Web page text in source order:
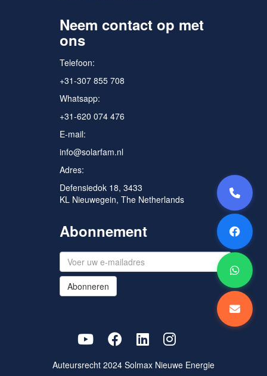
Neem contact op met
ons
Telefoon:
+31-307 855 708
Whatsapp:
+31-620 074 476
E-mail:
info@solarfam.nl
Adres:
Defensiedok 18, 3433
KL Nieuwegein, The Netherlands
Abonnement
Abonneren
Auteursrecht 2024 Solmax Nieuwe Energie